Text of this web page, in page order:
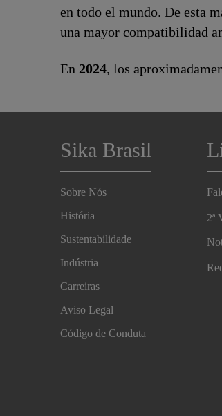
en todo el mundo. De esta
una mayor compatibilidad
En 2024, los
Sika Brasil
Sobre Nós
História
Sustentabilidade
Indústria
Carreiras
Aviso Legal
Código de Conduta
2ª